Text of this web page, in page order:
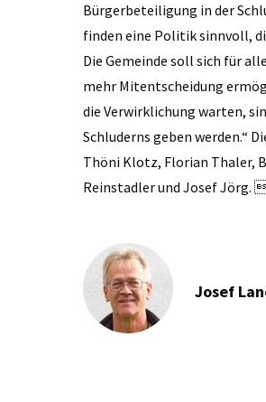
Bürgerbeteiligung in der
finden eine Politik sinnvoll,
Die Gemeinde soll sich für
mehr Mitentscheidung
die Verwirklichung warten,
Schluderns geben werden.“
Thöni Klotz, Florian Thaler,
Reinstadler und Josef Jörg.
Josef